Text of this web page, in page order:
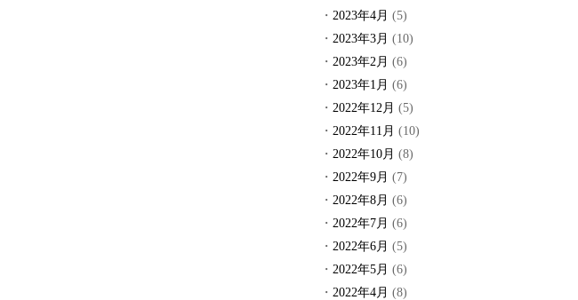
2023年4月 (5)
2023年3月 (10)
2023年2月 (6)
2023年1月 (6)
2022年12月 (5)
2022年11月 (10)
2022年10月 (8)
2022年9月 (7)
2022年8月 (6)
2022年7月 (6)
2022年6月 (5)
2022年5月 (6)
2022年4月 (8)